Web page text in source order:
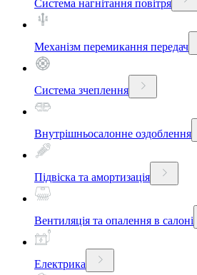
Система нагнітання повітря
Механізм перемикання передач
Система зчеплення
Внутрішньосалонне оздоблення
Підвіска та амортизація
Вентиляція та опалення в салоні
Електрика